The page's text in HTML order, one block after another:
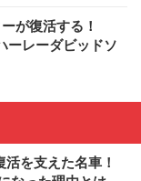
が復活する！
ーレーダビッドソ
を支えた名車！